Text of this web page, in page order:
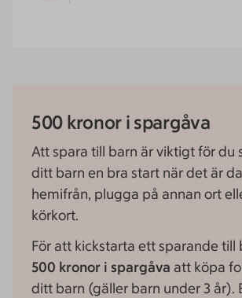
500 kronor i spargåva
Att spara till barn är viktigt för du
ditt barn en bra start när det är
hemifrån, plugga på annan ort
körkort.
För att kickstarta ett sparande till
500 kronor i spargåva att köpa
ditt barn (gäller barn under 3 år).